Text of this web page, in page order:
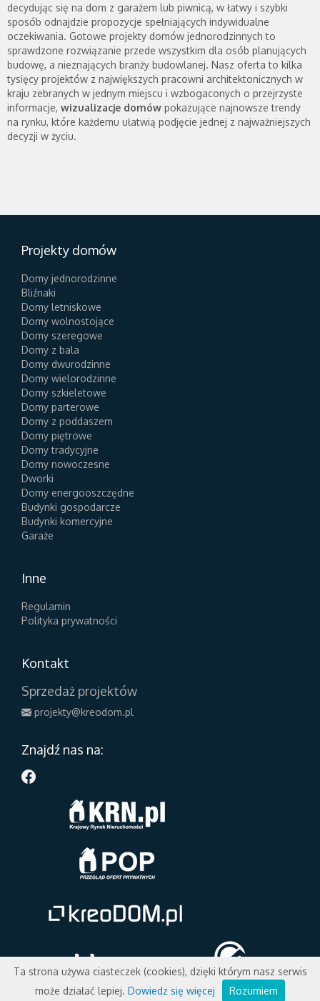
decydując się na dom z garażem lub piwnicą, w łatwy i szybki
sposób odnajdzie propozycje spełniających indywidualne
oczekiwania. Gotowe projekty domów jednorodzinnych to
sprawdzone rozwiązanie przede wszystkim dla osób planujących
budowę, a nieznających branży budowlanej. Nasz oferta to kilka
tysięcy projektów z największych pracowni architektonicznych w
kraju zebranych w jednym miejscu i wzbogaconych o przejrzyste
informacje, wizualizacje domów pokazujące najnowsze trendy
na rynku, które każdemu ułatwią podjęcie jednej z najważniejszych
decyzji w życiu.
Projekty domów
Domy jednorodzinne
Bliźnaki
Domy letniskowe
Domy wolnostojące
Domy szeregowe
Domy z bala
Domy dwurodzinne
Domy wielorodzinne
Domy szkieletowe
Domy parterowe
Domy z poddaszem
Domy piętrowe
Domy tradycyjne
Domy nowoczesne
Dworki
Domy energooszczędne
Budynki gospodarcze
Budynki komercyjne
Garaże
Inne
Regulamin
Polityka prywatności
Kontakt
Sprzedaż projektów
projekty@kreodom.pl
Znajdź nas na:
Ta strona używa ciasteczek (cookies), dzięki którym nasz serwis
może działać lepiej. Dowiedz się więcej Rozumiem